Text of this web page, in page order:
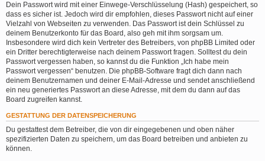
Dein Passwort wird mit einer Einwege-Verschlüsselung (Hash) gespeichert, so
dass es sicher ist. Jedoch wird dir empfohlen, dieses Passwort nicht auf einer
Vielzahl von Webseiten zu verwenden. Das Passwort ist dein Schlüssel zu
deinem Benutzerkonto für das Board, also geh mit ihm sorgsam um.
Insbesondere wird dich kein Vertreter des Betreibers, von phpBB Limited oder
ein Dritter berechtigterweise nach deinem Passwort fragen. Solltest du dein
Passwort vergessen haben, so kannst du die Funktion „Ich habe mein
Passwort vergessen“ benutzen. Die phpBB-Software fragt dich dann nach
deinem Benutzernamen und deiner E-Mail-Adresse und sendet anschließend
ein neu generiertes Passwort an diese Adresse, mit dem du dann auf das
Board zugreifen kannst.
GESTATTUNG DER DATENSPEICHERUNG
Du gestattest dem Betreiber, die von dir eingegebenen und oben näher
spezifizierten Daten zu speichern, um das Board betreiben und anbieten zu
können.